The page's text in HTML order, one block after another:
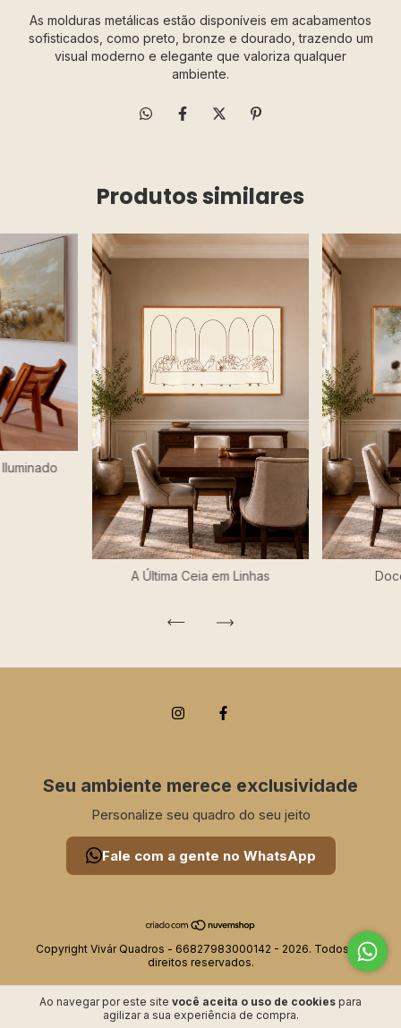
Ao navegar por este site você aceita o uso de cookies para
agilizar a sua experiência de compra.
As molduras metálicas estão disponíveis em acabamentos
sofisticados, como preto, bronze e dourado, trazendo um
visual moderno e elegante que valoriza qualquer
ambiente.
Produtos similares
A Última Ceia em Linhas
Seu ambiente merece exclusividade
Personalize seu quadro do seu jeito
Fale com a gente no WhatsApp
Copyright Vivár Quadros - 66827983000142 - 2026. Todos os
direitos reservados.